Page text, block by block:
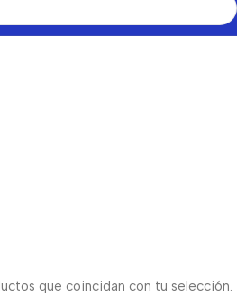
que coincidan con tu selección.